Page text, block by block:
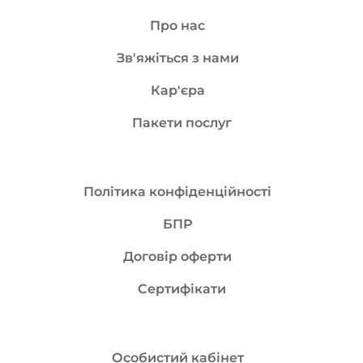
Про нас
Зв'яжіться з нами
Кар'єра
Пакети послуг
Політика конфіденційності
БПР
Договір оферти
Сертифікати
Особистий кабінет